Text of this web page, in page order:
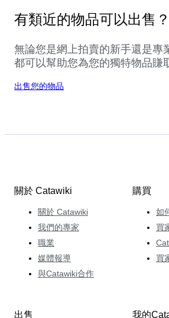
有類近的物品可以出售？
無論您是網上拍賣的新手還是專
都可以幫助您為您的獨特物品賺
出售您的物品
關於 Catawiki
關於 Catawiki
我們的專家
職業
媒體報導
與Catawiki合作
購買
如
買
買
出售 我的